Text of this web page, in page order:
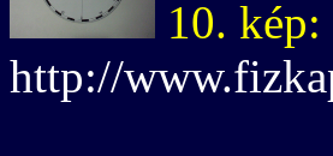
10. kép:
http://